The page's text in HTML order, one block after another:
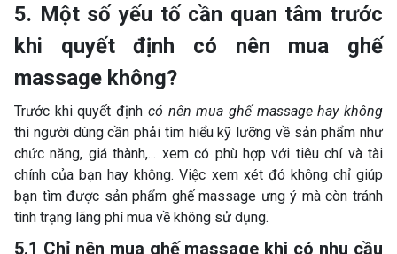
5. Một số yếu tố cần quan tâm trước
khi quyết định có nên mua ghế
massage không?
Trước khi quyết định có nên mua ghế massage hay không
thì người dùng cần phải tìm hiểu kỹ lưỡng về sản phẩm như
chức năng, giá thành,... xem có phù hợp với tiêu chí và tài
chính của bạn hay không. Việc xem xét đó không chỉ giúp
bạn tìm được sản phẩm ghế massage ưng ý mà còn tránh
tình trạng lãng phí mua về không sử dụng.
5.1 Chỉ nên mua ghế massage khi có nhu cầu